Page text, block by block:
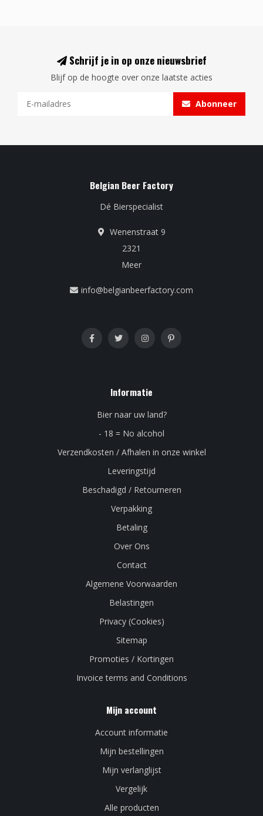
Schrijf je in op onze nieuwsbrief
Blijf op de hoogte over onze laatste acties
Abonneer
Belgian Beer Factory
Dé Bierspecialist
Wenenstraat 9
2321
Meer
info@belgianbeerfactory.com
Informatie
Bier naar uw land?
- 18 = No alcohol
Verzendkosten / Afhalen in onze winkel
Leveringstijd
Beschadigd / Retourneren
Verpakking
Betaling
Over Ons
Contact
Algemene Voorwaarden
Belastingen
Privacy (Cookies)
Sitemap
Promoties / Kortingen
Invoice terms and Conditions
Mijn account
Account informatie
Mijn bestellingen
Mijn verlanglijst
Vergelijk
Alle producten